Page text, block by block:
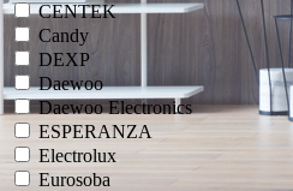
CENTEK
Candy
DEXP
Daewoo
Daewoo Electronics
ESPERANZA
Electrolux
Eurosoba